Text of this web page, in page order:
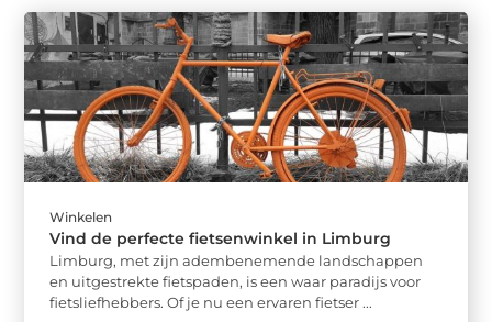
Winkelen
Vind de perfecte fietsenwinkel in Limburg
Limburg, met zijn adembenemende landschappen
en uitgestrekte fietspaden, is een waar paradijs voor
fietsliefhebbers. Of je nu een ervaren fietser ...